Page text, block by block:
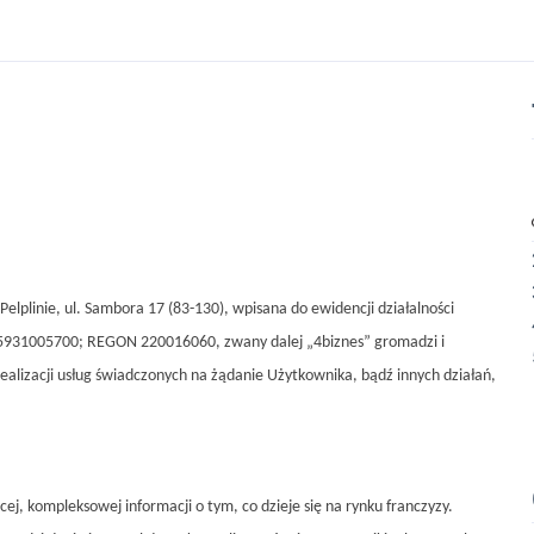
ul. Sambora 17 (83-130), wpisana do ewidencji działalności
REGON 220016060, zwany dalej „4biznes” gromadzi i
usług świadczonych na żądanie Użytkownika, bądź innych działań,
kompleksowej informacji o tym, co dzieje się na rynku franczyzy.